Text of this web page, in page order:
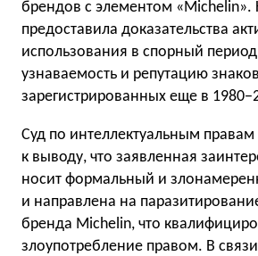
брендов с элементом «Michelin».
предоставила доказательства
использования в спорный
узнаваемость и репутацию
зарегистрированных еще в
Суд по интеллектуальным
к выводу, что заявленная
носит формальный и
и направлена на
бренда Michelin, что
злоупотребление правом. В